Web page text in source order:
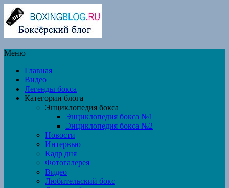
Меню
Главная
Видео
Легенды бокса
Категории блога
Энциклопедия бокса
Энциклопедия бокса №1
Энциклопедия бокса №2
Новости
Интервью
Кадр дня
Фотогалерея
Видео
Любительский бокс